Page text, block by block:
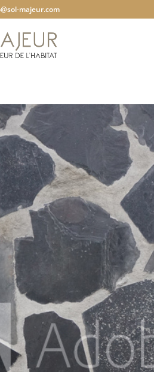
majeur.com